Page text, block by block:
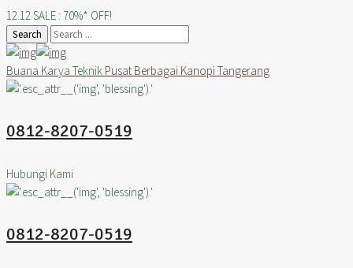
12.12 SALE : 70%* OFF!
Search
Buana Karya Teknik Pusat Berbagai Kanopi Tangerang
0812-8207-0519
Hubungi Kami
0812-8207-0519